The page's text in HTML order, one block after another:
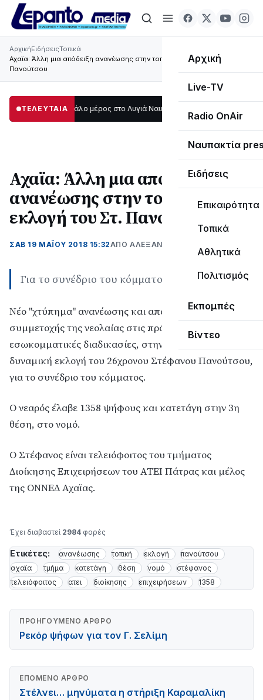
Αρχική
Live-TV
Radio OnAir
Ναυπακτία
Ειδήσεις
Επικαιρότητα
Τοπικά
Αθλητικά
Πολιτισμός
Εκπομπές
Βίντεο
ΑρχικήΕιδήσειςΤοπικά
Αχαϊα: Άλλη μια απόδειξη ανανέωσης στην τοπική ΝΔ η εκλογή του Στ.
Πανούτσου
ΤΕΛΕΥΤΑΙΑ
σκοτάδι μεγάλο μέρος στο Λυγιά Ναυπάκτου
Αχαϊα: Άλλη μια απόδειξη
ανανέωσης στην τοπική ΝΔ η
εκλογή του Στ. Πανούτσου
ΣΑΒ 19 ΜΑΪΟΥ 2018 15:32ΑΠΌ ΑΛΈΞΑΝΔΡΟΣ ΚΟΓΚΌΛΗΣ
Για το συνέδριο του κόμματος
Νέο "χτύπημα" ανανέωσης και αποδεδειγμένης
συμμετοχής της νεολαίας στις πρόσφατες
εσωκομματικές διαδικασίες, στην τοπική ΝΔ, η
δυναμική εκλογή του 26χρονου Στέφανου Πανούτσου,
για το συνέδριο του κόμματος.
Ο νεαρός έλαβε 1358 ψήφους και κατετάγη στην 3η
θέση, στο νομό.
Ο Στέφανος είναι τελειόφοιτος του τμήματος
Διοίκησης Επιχειρήσεων του ΑΤΕΙ Πάτρας και μέλος
της ΟΝΝΕΔ Αχαϊας.
Έχει διαβαστεί 2984 φορές
Ετικέτες: ανανέωσης τοπική εκλογή
πανούτσου
αχαϊα
τμήμα κατετάγη θέση νομό
στέφανος
τελειόφοιτος
ατει διοίκησης επιχειρήσεων 1358
ΠΡΟΗΓΟΎΜΕΝΟ ΆΡΘΡΟ
Ρεκόρ ψήφων για τον Γ. Σελίμη
ΕΠΌΜΕΝΟ ΆΡΘΡΟ
Στέλνει… μηνύματα η στήριξη Καραμαλίκη